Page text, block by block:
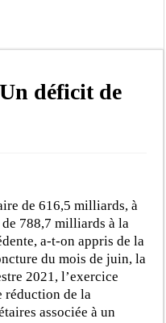
convoquée sur les
sympathisants et à
les préparatifs sous l’égide de
Guéladio Ba en tournée, un
déficit de
de 616,5 milliards, à
788,7 milliards à la
a-t-on appris de la
du mois de juin, la
2021, l’exercice
réduction de la
associée à un